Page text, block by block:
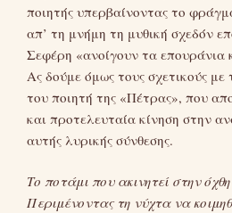
ποιητής υπερβαίνοντας το
απ’ τη μνήμη τη μυθική σχεδόν
Σεφέρη «ανοίγουν τα επουράνια
Ας δούμε όμως τους σχετικούς με
του ποιητή της «Πέτρας», που
και προτελευταία κίνηση στην
αυτής λυρικής σύνθεσης.
Το ποτάμι που ακινητεί στην
Περιμένοντας τη νύχτα να